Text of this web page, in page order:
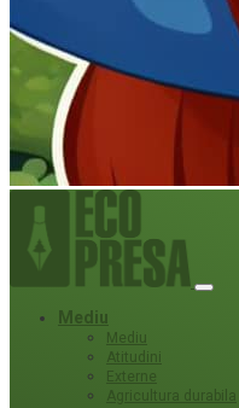
Mediu
Mediu
Atitudini
Externe
Agricultura durabila